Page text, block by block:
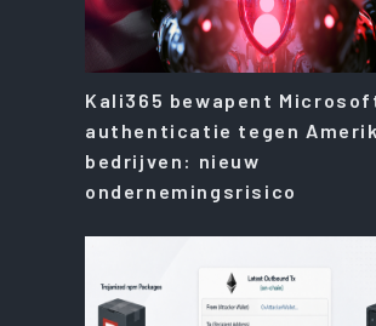
Kali365 bewapent
authenticatie tegen
bedrijven: nieuw
ondernemingsrisico